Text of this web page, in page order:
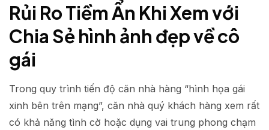
Rủi Ro Tiềm Ẩn Khi Xem với
Chia Sẻ hình ảnh đẹp về cô
gái
Trong quy trình tiến độ căn nhà hàng “hình họa gái
xinh bên trên mạng”, căn nhà quý khách hàng xem rất
có khả năng tình cờ hoặc dụng vai trung phong chạm